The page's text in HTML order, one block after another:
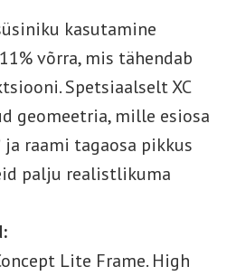
kasutamine
võrra, mis tähendab
Spetsiaalselt XC
geomeetria, mille esiosa
ja raami tagaosa pikkus
palju realistlikuma
Lite Frame. High